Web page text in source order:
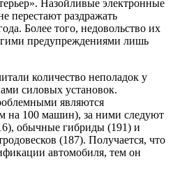
Назойливые электронные
перестают раздражать
Более того, недовольство их
предупреждениями лишь
количество неполадок у
силовых установок.
являются
на 100 машин), за ними следуют
обычные гибриды (191) и
(187). Получается, что
автомобиля, тем он